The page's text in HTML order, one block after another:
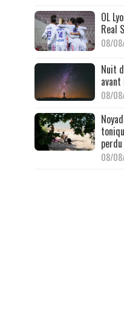
OL
Real
08/
Nuit
08/
08/